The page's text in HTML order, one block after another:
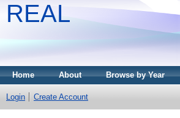
REAL
Home About Browse by Year
Login Create Account